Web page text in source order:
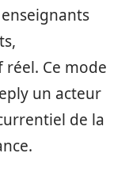
Ce mode
un acteur
de la